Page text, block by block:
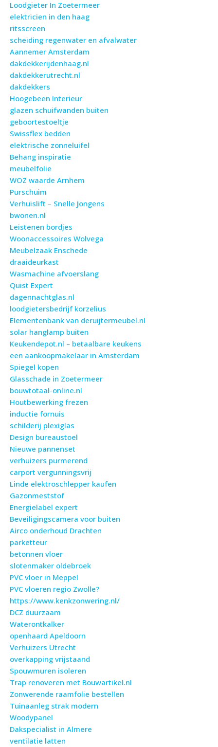
Loodgieter In Zoetermeer
elektricien in den haag
ritsscreen
scheiding regenwater en afvalwater
Aannemer Amsterdam
dakdekkerijdenhaag.nl
dakdekkerutrecht.nl
dakdekkers
Hoogebeen Interieur
glazen schuifwanden buiten
geboortestoeltje
Swissflex bedden
elektrische zonneluifel
Behang inspiratie
meubelfolie
WOZ waarde Arnhem
Purschuim
Verhuislift – Snelle Jongens
bwonen.nl
Leistenen bordjes
Woonaccessoires Wolvega
Meubelzaak Enschede
draaideurkast
Wasmachine afvoerslang
Quist Expert
dagennachtglas.nl
loodgietersbedrijf korzelius
Elementenbank van deruijtermeubel.nl
solar hanglamp buiten
Keukendepot.nl – betaalbare keukens
een aankoopmakelaar in Amsterdam
Spiegel kopen
Glasschade in Zoetermeer
bouwtotaal-online.nl
Houtbewerking frezen
inductie fornuis
schilderij plexiglas
Design bureaustoel
Nieuwe pannenset
verhuizers purmerend
carport vergunningsvrij
Linde elektroschlepper kaufen
Gazonmeststof
Energielabel expert
Beveiligingscamera voor buiten
Airco onderhoud Drachten
parketteur
betonnen vloer
slotenmaker oldebroek
PVC vloer in Meppel
PVC vloeren regio Zwolle?
https://www.kenkzonwering.nl/
DCZ duurzaam
Waterontkalker
openhaard Apeldoorn
Verhuizers Utrecht
overkapping vrijstaand
Spouwmuren isoleren
Trap renoveren met Bouwartikel.nl
Zonwerende raamfolie bestellen
Tuinaanleg strak modern
Woodypanel
Dakspecialist in Almere
ventilatie latten